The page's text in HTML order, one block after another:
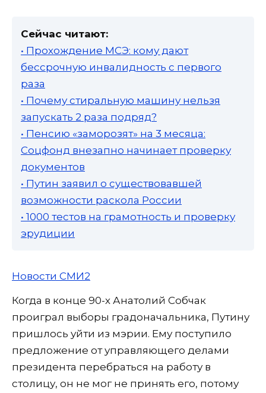
Сейчас читают:
• Прохождение МСЭ: кому дают
бессрочную инвалидность с первого
раза
• Почему стиральную машину нельзя
запускать 2 раза подряд?
• Пенсию «заморозят» на 3 месяца:
Соцфонд внезапно начинает проверку
документов
• Путин заявил о существовавшей
возможности раскола России
• 1000 тестов на грамотность и проверку
эрудиции
Новости СМИ2
Когда в конце 90-х Анатолий Собчак
проиграл выборы градоначальника, Путину
пришлось уйти из мэрии. Ему поступило
предложение от управляющего делами
президента перебраться на работу в
столицу, он не мог не принять его, потому